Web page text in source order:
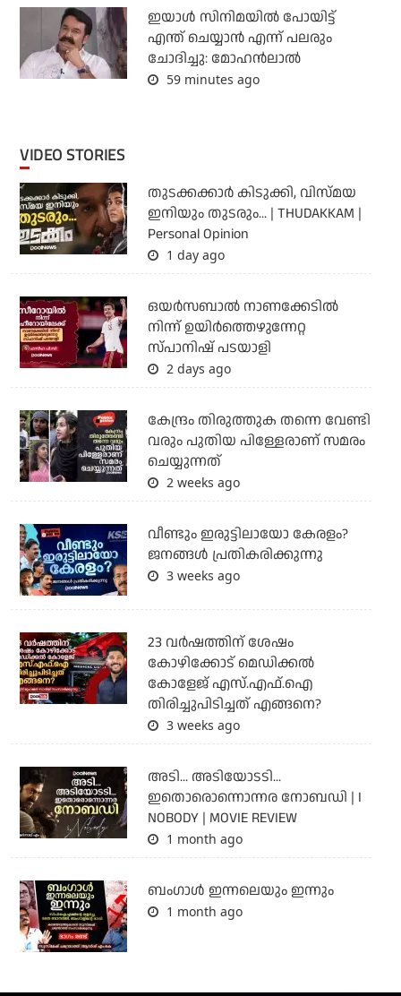
ഇയാൾ സിനിമയിൽ പോയിട്ട്
എന്ത് ചെയ്യാൻ എന്ന് പലരും
ചോദിച്ചു: മോഹൻലാൽ
59 minutes ago
VIDEO STORIES
തുടക്കക്കാര്‍ കിടുക്കി, വിസ്മയ
ഇനിയും തുടരും... | THUDAKKAM |
Personal Opinion
1 day ago
ഒയര്‍സബാൽ നാണക്കേടിൽ
നിന്ന് ഉയിർത്തെഴുന്നേറ്റ
സ്പാനിഷ് പടയാളി
2 days ago
കേന്ദ്രം തിരുത്തുക തന്നെ വേണ്ടി
വരും പുതിയ പിള്ളേരാണ് സമരം
ചെയ്യുന്നത്
2 weeks ago
വീണ്ടും ഇരുട്ടിലായോ കേരളം?
ജനങ്ങൾ പ്രതികരിക്കുന്നു
3 weeks ago
23 വർഷത്തിന് ശേഷം
കോഴിക്കോട് മെഡിക്കൽ
കോളേജ് എസ്.എഫ്.ഐ
തിരിച്ചുപിടിച്ചത് എങ്ങനെ?
3 weeks ago
അടി... അടിയോടടി...
ഇതൊരൊന്നൊന്നര നോബഡി | I
NOBODY | MOVIE REVIEW
1 month ago
ബംഗാള്‍ ഇന്നലെയും ഇന്നും
1 month ago